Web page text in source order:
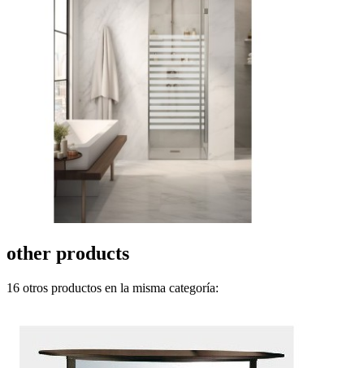
other products
16 otros productos en la misma categoría: